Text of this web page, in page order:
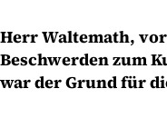
Herr Waltemath,
Beschwerden zum
war der Grund für